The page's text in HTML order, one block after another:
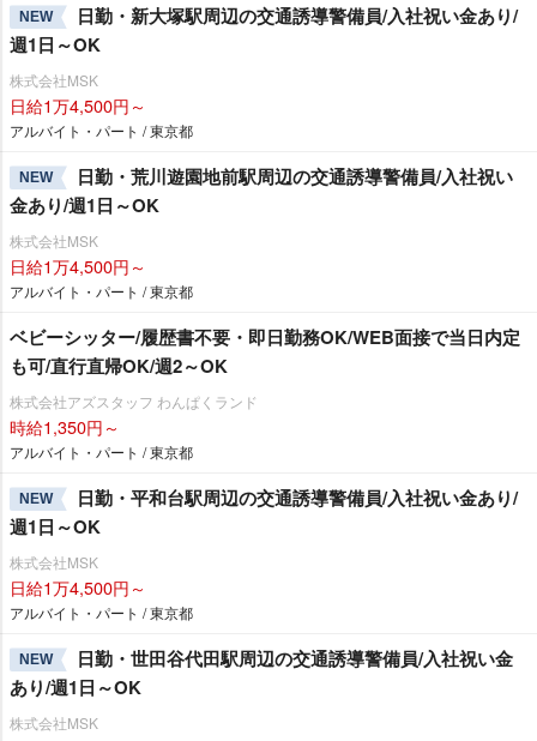
NEW
日勤・新大塚駅周辺の交通誘導警備員/入社祝い金あり/
週1日～OK
株式会社MSK
日給1万4,500円～
アルバイト・パート / 東京都
NEW
日勤・荒川遊園地前駅周辺の交通誘導警備員/入社祝い
金あり/週1日～OK
株式会社MSK
日給1万4,500円～
アルバイト・パート / 東京都
ベビーシッター/履歴書不要・即日勤務OK/WEB面接で当日内定
も可/直行直帰OK/週2～OK
株式会社アズスタッフ わんぱくランド
時給1,350円～
アルバイト・パート / 東京都
NEW
日勤・平和台駅周辺の交通誘導警備員/入社祝い金あり/
週1日～OK
株式会社MSK
日給1万4,500円～
アルバイト・パート / 東京都
NEW
日勤・世田谷代田駅周辺の交通誘導警備員/入社祝い金
あり/週1日～OK
株式会社MSK